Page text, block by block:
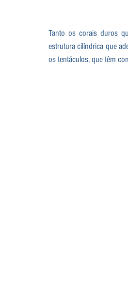
Tanto os corais duros
estrutura cilíndrica que
os tentáculos, que têm